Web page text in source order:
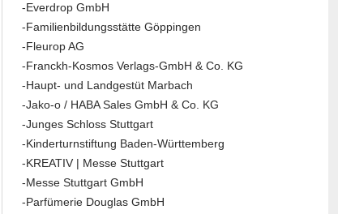
-Everdrop GmbH
-Familienbildungsstätte Göppingen
-Fleurop AG
-Franckh-Kosmos Verlags-GmbH & Co. KG
-Haupt- und Landgestüt Marbach
-Jako-o / HABA Sales GmbH & Co. KG
-Junges Schloss Stuttgart
-Kinderturnstiftung Baden-Württemberg
-KREATIV | Messe Stuttgart
-Messe Stuttgart GmbH
-Parfümerie Douglas GmbH